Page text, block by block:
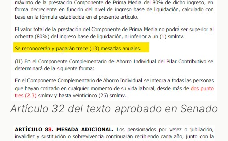
Artículo 32 del texto aprobado en Senado